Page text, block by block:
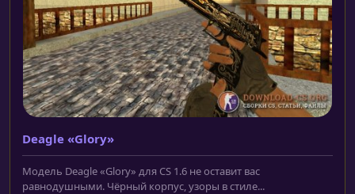
Deagle «Glory»
Модель Deagle «Glory» для CS 1.6 не оставит вас
равнодушными. Чёрный корпус, узоры в стиле...